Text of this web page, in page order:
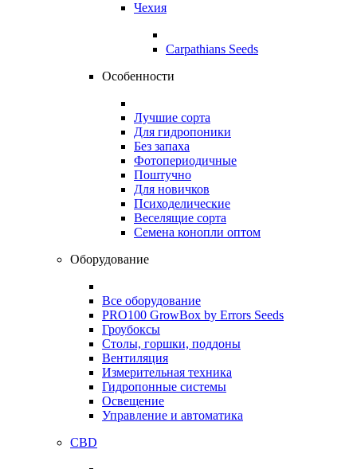
Чехия
Carpathians Seeds
Особенности
Лучшие сорта
Для гидропоники
Без запаха
Фотопериодичные
Поштучно
Для новичков
Психоделические
Веселящие сорта
Семена конопли оптом
Оборудование
Все оборудование
PRO100 GrowBox by Errors Seeds
Гроубоксы
Столы, горшки, поддоны
Вентиляция
Измерительная техника
Гидропонные системы
Освещение
Управление и автоматика
CBD